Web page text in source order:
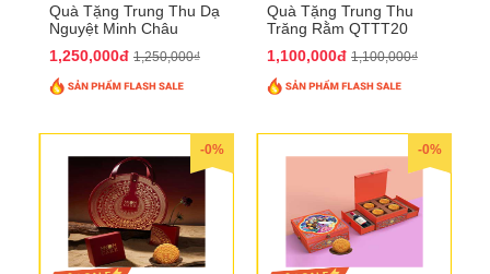
Quà Tặng Trung Thu Dạ
Nguyệt Minh Châu
1,250,000đ 1,250,000₫
Quà Tặng Trung Thu
Trăng Rằm QTTT20
1,100,000đ 1,100,000₫
-0% -0%